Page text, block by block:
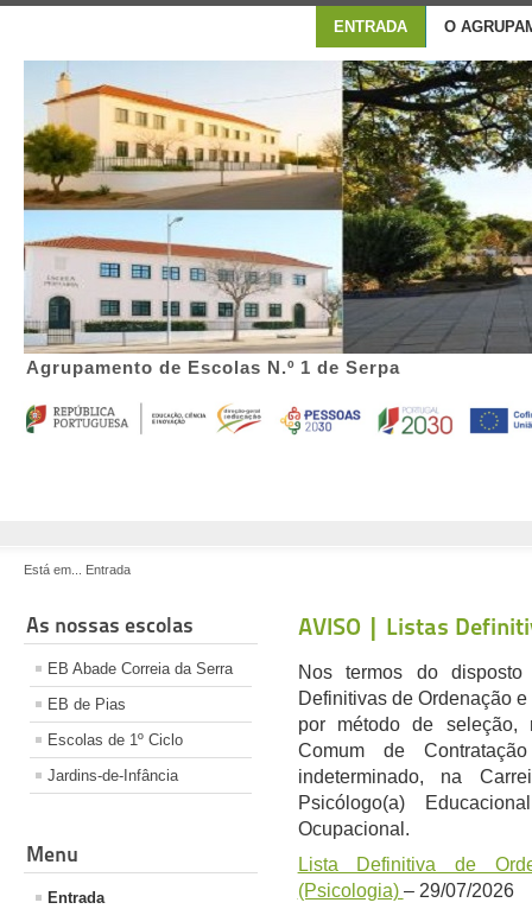
Agrupamento de Escolas N.º 1 de Serpa
ENTRADA O
Está em... Entrada
As nossas escolas
EB Abade Correia da Serra
EB de Pias
Escolas de 1º Ciclo
Jardins-de-Infância
Menu
Entrada
AVISO | Listas
Nos termos do
Definitivas de Ordenação
por método de seleção,
Comum de
indeterminado, na
Psicólogo(a)
Ocupacional.
Lista Definitiva de
(Psicologia) – 29/07/2026